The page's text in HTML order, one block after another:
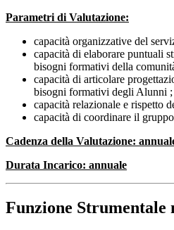
Parametri di Valutazione:
capacità organizzative del
capacità di elaborare puntuali
bisogni formativi della
capacità di articolare
bisogni formativi degli Alunni ;
capacità relazionale e rispetto
capacità di coordinare il
Cadenza della Valutazione:
Durata Incarico: annuale
Funzione Strumentale